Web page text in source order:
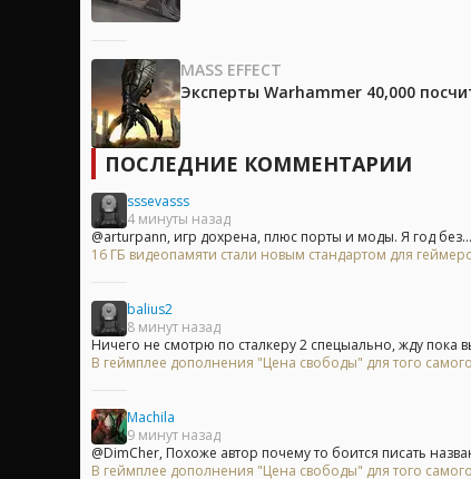
MASS EFFECT
Эксперты Warhammer 40,000
ПОСЛЕДНИЕ КОММЕНТАРИИ
sssevasss
4 минуты назад
@arturpann, игр дохрена, плюс порты и моды. Я год без...
16 ГБ видеопамяти стали новым стандартом для
balius2
8 минут назад
Ничего не смотрю по сталкеру 2 спецыально, жду пока
В геймплее дополнения "Цена свободы" для того
Machila
9 минут назад
@DimCher, Похоже автор почему то боится писать
В геймплее дополнения "Цена свободы" для того